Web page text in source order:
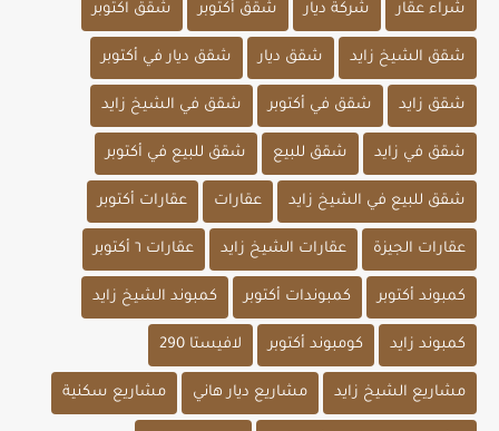
شراء عقار شركة ديار شقق أكتوبر شقق اكتوبر
شقق الشيخ زايد شقق ديار شقق ديار في أكتوبر
شقق زايد شقق في أكتوبر شقق في الشيخ زايد
شقق في زايد شقق للبيع شقق للبيع في أكتوبر
شقق للبيع في الشيخ زايد عقارات عقارات أكتوبر
عقارات الجيزة عقارات الشيخ زايد عقارات ٦ أكتوبر
كمبوند أكتوبر كمبوندات أكتوبر كمبوند الشيخ زايد
كمبوند زايد كومبوند أكتوبر لافيستا 290
مشاريع الشيخ زايد مشاريع ديار هاني مشاريع سكنية